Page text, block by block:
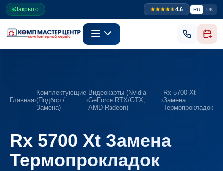
Закрыто 4.6 RU UK
Главная›
Комплектующие
(Подбор /
Замена)
›
Видеокарты (Nvidia
GeForce RTX/GTX,
AMD Radeon)
›
Rx 5700 Xt
Замена
Термопрокладок
Rx 5700 Xt Замена
Термопрокладок